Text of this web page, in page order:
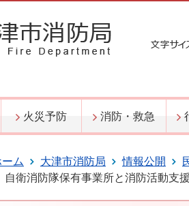
火災予防 消防・救急
ーム 大津市消防局 情報公開
自衛消防隊保有事業所と消防活動支